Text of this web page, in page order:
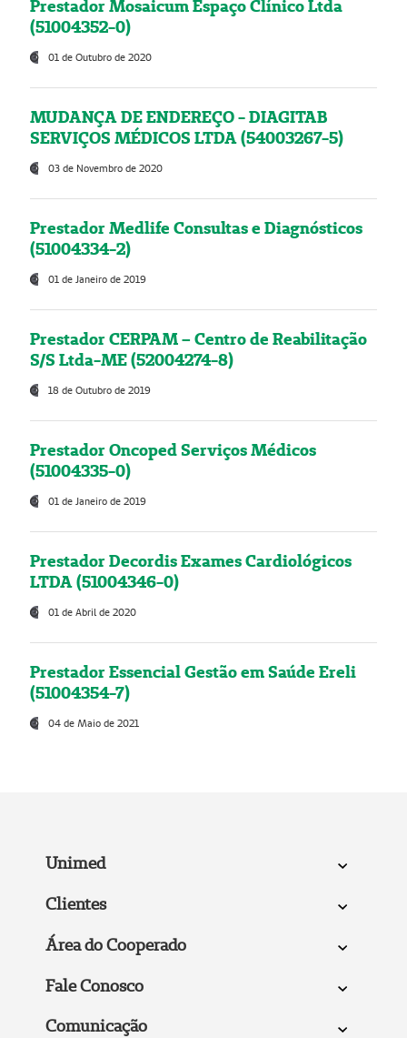
Prestador Mosaicum Espaço Clínico Ltda
(51004352-0)
01 de Outubro de 2020
MUDANÇA DE ENDEREÇO - DIAGITAB
SERVIÇOS MÉDICOS LTDA (54003267-5)
03 de Novembro de 2020
Prestador Medlife Consultas e Diagnósticos
(51004334-2)
01 de Janeiro de 2019
Prestador CERPAM – Centro de Reabilitação
S/S Ltda-ME (52004274-8)
18 de Outubro de 2019
Prestador Oncoped Serviços Médicos
(51004335-0)
01 de Janeiro de 2019
Prestador Decordis Exames Cardiológicos
LTDA (51004346-0)
01 de Abril de 2020
Prestador Essencial Gestão em Saúde Ereli
(51004354-7)
04 de Maio de 2021
Unimed
Clientes
Área do Cooperado
Fale Conosco
Comunicação